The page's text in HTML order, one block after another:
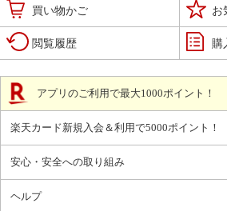
買い物かご お
閲覧履歴 購
アプリのご利用で最大1000ポイント！
楽天カード新規入会＆利用で5000ポイント！
安心・安全への取り組み
ヘルプ